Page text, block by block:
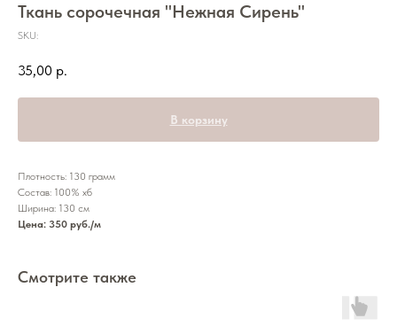
Ткань сорочечная "Нежная Сирень"
SKU:
35,00 р.
В корзину
Плотность: 130 грамм
Состав: 100% хб
Ширина: 130 см
Цена: 350 руб./м
Смотрите также